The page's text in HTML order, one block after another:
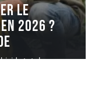
le
2026 ?
total